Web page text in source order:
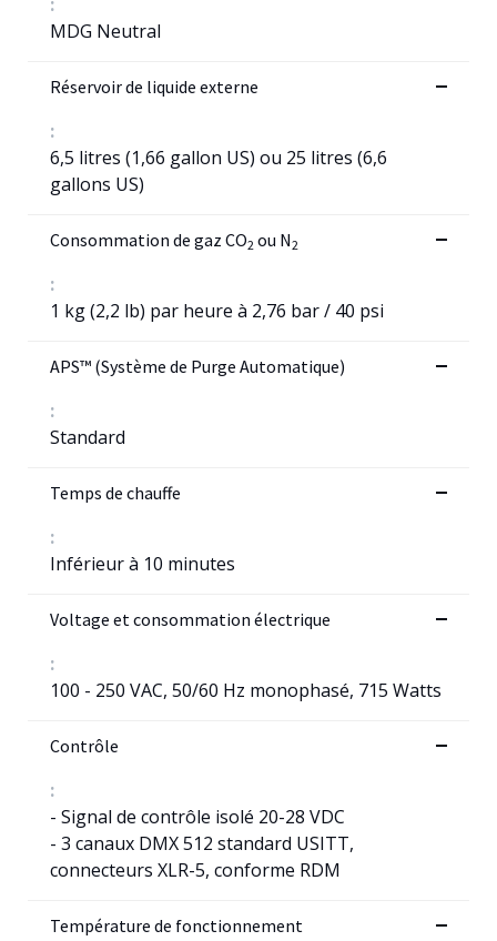
MDG Neutral
Réservoir de liquide externe
:
6,5 litres (1,66 gallon US) ou 25 litres (6,6
gallons US)
Consommation de gaz CO2 ou N2
:
1 kg (2,2 lb) par heure à 2,76 bar / 40 psi
APS™ (Système de Purge Automatique)
:
Standard
Temps de chauffe
:
Inférieur à 10 minutes
Voltage et consommation électrique
:
100 - 250 VAC, 50/60 Hz monophasé, 715 Watts
Contrôle
:
- Signal de contrôle isolé 20-28 VDC
- 3 canaux DMX 512 standard USITT,
connecteurs XLR-5, conforme RDM
Température de fonctionnement